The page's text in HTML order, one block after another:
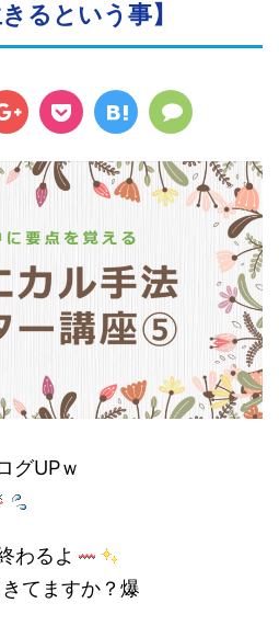
るという事】
グUPｗ
わるよ
てますか？爆